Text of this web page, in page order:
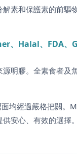
素和保護素的前驅
、Halal、FDA、
明膠。全素食者及
均經過嚴格把關。
安心、有效的選擇。